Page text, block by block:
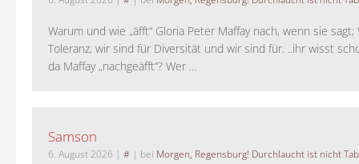
Warum und wie „äfft“ Gloria Peter Maffay nach, wenn sie
Toleranz, wir sind für Diversität und wir sind für. ..ihr wisst
da Maffay „nachgeäfft“? Wer ...
Samson
6. August 2026 | # | bei Morgen, Regensburg! Durchlaucht ist nicht